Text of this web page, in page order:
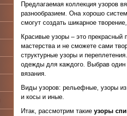
Предлагаемая коллекция узоров
разнообразием. Она хорошо
смогут создать шикарное
Красивые узоры – это прекрасный
мастерства и не сможете сами
структурные узоры и
одежды для каждого. Выбрав один
вязания.
Виды узоров: рельефные, узоры
и косы и иные.
Итак, рассмотрим такие узоры